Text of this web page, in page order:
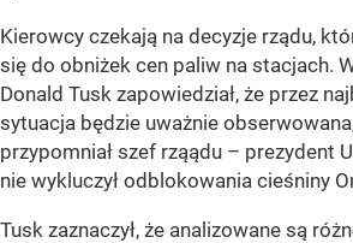
Kierowcy czekają na decyzje rządu,
się do obniżek cen paliw na stacjach.
Donald Tusk zapowiedział, że przez
sytuacja będzie uważnie
przypomniał szef rząądu – prezydent
nie wykluczył odblokowania cieśniny
Tusk zaznaczył, że analizowane są